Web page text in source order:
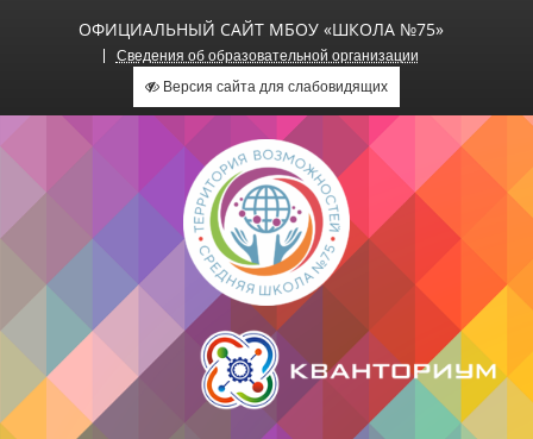
ОФИЦИАЛЬНЫЙ САЙТ МБОУ «ШКОЛА №75»
Сведения об образовательной организации
Версия сайта для слабовидящих
Официальный сайт МБОУ
«Школа №75»